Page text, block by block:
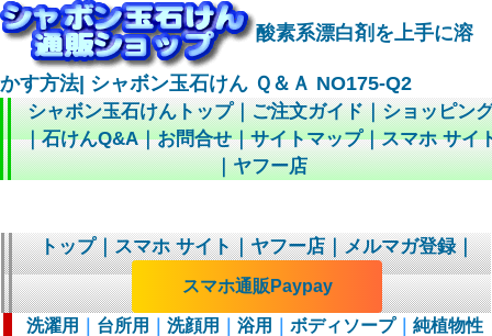
酸素系漂白剤を上手に溶
かす方法| シャボン玉石けん Ｑ＆Ａ NO175-Q2
シャボン玉石けんトップ｜ご注文ガイド｜ショッピン
｜石けんQ&A｜お問合せ｜サイトマップ｜スマホ サイ
｜ヤフー店
トップ｜スマホ サイト｜ヤフー店｜メルマガ登録｜
スマホ通販Paypay
洗濯用 台所用 洗顔用 浴用 ボディソープ｜ 純植物性